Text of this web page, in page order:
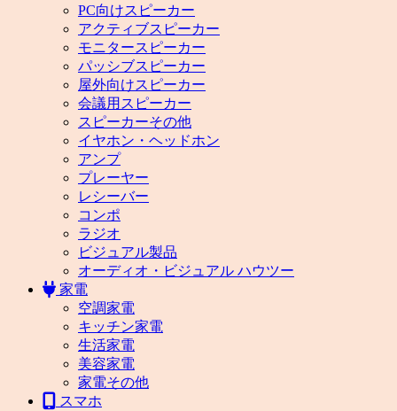
PC向けスピーカー
アクティブスピーカー
モニタースピーカー
パッシブスピーカー
屋外向けスピーカー
会議用スピーカー
スピーカーその他
イヤホン・ヘッドホン
アンプ
プレーヤー
レシーバー
コンポ
ラジオ
ビジュアル製品
オーディオ・ビジュアル ハウツー
家電
空調家電
キッチン家電
生活家電
美容家電
家電その他
スマホ